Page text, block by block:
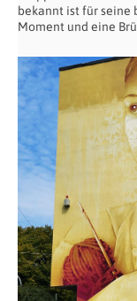
bekannt ist für seine
Moment und eine